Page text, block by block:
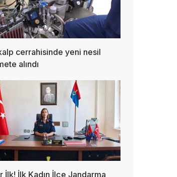
cerrahisinde yeni nesil
alındı
İlk! İlk Kadın İlçe Jandarma